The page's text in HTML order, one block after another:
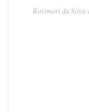
Rosimeri da Silva